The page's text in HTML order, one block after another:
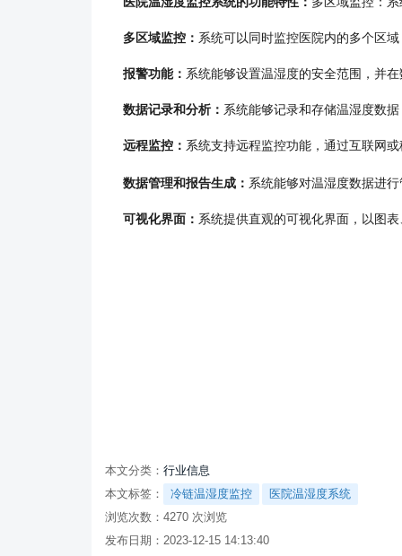
多区域监控： 系统可以同时监控医院内的多个区
报警功能： 系统能够设置温湿度的安全范围，并
数据记录和分析： 系统能够记录和存储温湿度数
远程监控： 系统支持远程监控功能，通过互联网
数据管理和报告生成： 系统能够对温湿度数据进
可视化界面： 系统提供直观的可视化界面，以图
本文分类： 行业信息
本文标签：
冷链温湿度监控
医院温湿度系统
浏览次数： 4270 次浏览
发布日期：2023-12-15 14:13:40